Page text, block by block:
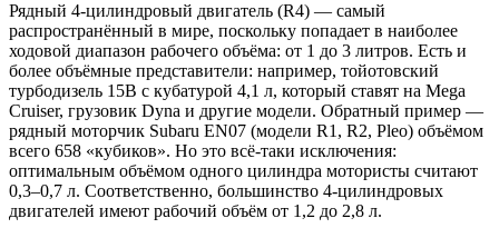
Рядный 4-цилиндровый двигатель (R4) — самый
распространённый в мире, поскольку попадает в наиболее
ходовой диапазон рабочего объёма: от 1 до 3 литров. Есть и
более объёмные представители: например, тойотовский
турбодизель 15B с кубатурой 4,1 л, который ставят на Mega
Cruiser, грузовик Dyna и другие модели. Обратный пример —
рядный моторчик Subaru EN07 (модели R1, R2, Pleo) объёмом
всего 658 «кубиков». Но это всё-таки исключения:
оптимальным объёмом одного цилиндра мотористы считают
0,3–0,7 л. Соответственно, большинство 4-цилиндровых
двигателей имеют рабочий объём от 1,2 до 2,8 л.